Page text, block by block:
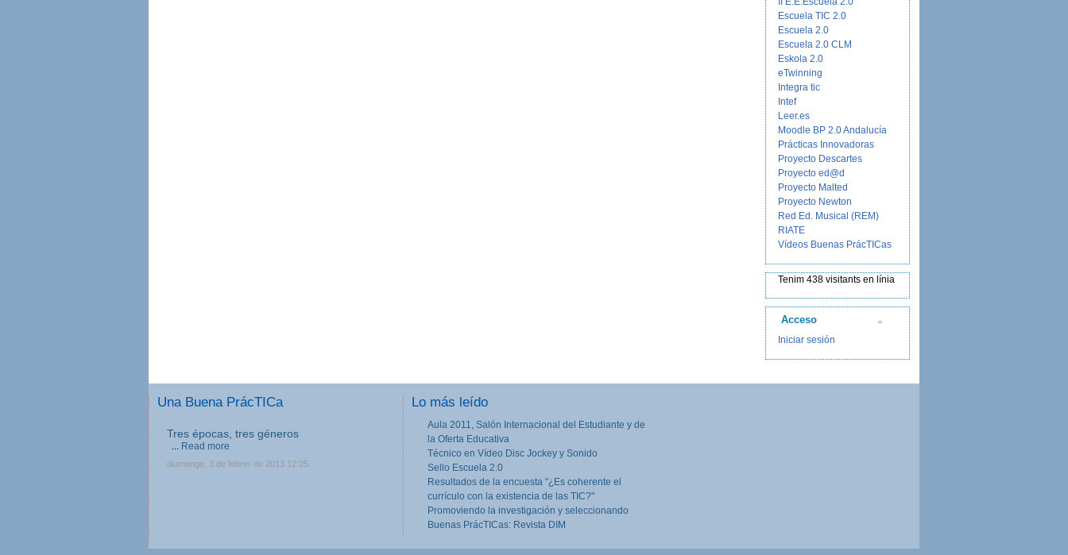
Escuela TIC 2.0
Escuela 2.0
Escuela 2.0 CLM
Eskola 2.0
eTwinning
Integra tic
Intef
Leer.es
Moodle BP 2.0 Andalucía
Prácticas Innovadoras
Proyecto Descartes
Proyecto ed@d
Proyecto Malted
Proyecto Newton
Red Ed. Musical (REM)
RIATE
Vídeos Buenas PrácTICas
Tenim 438 visitants en línia
Acceso
Iniciar sesión
Una Buena PrácTICa
Tres épocas, tres géneros
... Read more
diumenge, 3 de febrer de 2013 12:25
Lo más leído
Aula 2011, Salón Internacional del Estudiante y de
la Oferta Educativa
Técnico en Vídeo Disc Jockey y Sonido
Sello Escuela 2.0
Resultados de la encuesta "¿Es coherente el
currículo con la existencia de las TIC?"
Promoviendo la investigación y seleccionando
Buenas PrácTICas: Revista DIM